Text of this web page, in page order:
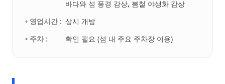
바다와 섬 풍경 감상, 봄철 야생화 감상
• 영업시간 : 상시 개방
• 주차 :
확인 필요 (섬 내 주요 주차장 이용)